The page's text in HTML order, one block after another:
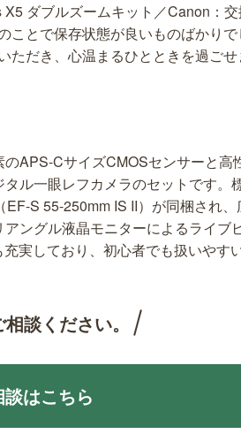
ダブルズームキット／Canon：交
ことで保存状態が良いものばかりで
ただき、心温まるひとときを過ごせ
APS-CサイズCMOSセンサーと高
ル一眼レフカメラのセットです。
S 55-250mm IS II）が同梱され、
ングル液晶モニターによるライブ
実しており、初心者でも扱いやす
談ください。
はこちら